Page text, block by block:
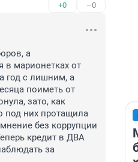
+0 –0
а
в марионетках от
год с лишним, а
поиметь от
зато, как
под них протащила
без коррупции
кредит в ДВА
за